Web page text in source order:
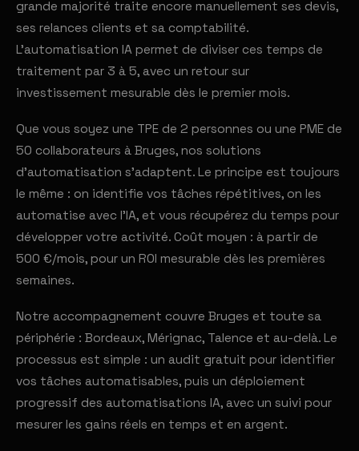
grande majorité traite encore manuellement ses devis,
ses relances clients et sa comptabilité.
L'automatisation IA permet de diviser ces temps de
traitement par 3 à 5, avec un retour sur
investissement mesurable dès le premier mois.
Que vous soyez une TPE de 2 personnes ou une PME de
50 collaborateurs à Bruges, nos solutions
d'automatisation s'adaptent. Le principe est toujours
le même : on identifie vos tâches répétitives, on les
automatise avec l'IA, et vous récupérez du temps pour
développer votre activité. Coût moyen : à partir de
500 €/mois, pour un ROI mesurable dès les premières
semaines.
Notre accompagnement couvre Bruges et toute sa
périphérie : Bordeaux, Mérignac, Talence et au-delà. Le
processus est simple : un audit gratuit pour identifier
vos tâches automatisables, puis un déploiement
progressif des automatisations IA, avec un suivi pour
mesurer les gains réels en temps et en argent.